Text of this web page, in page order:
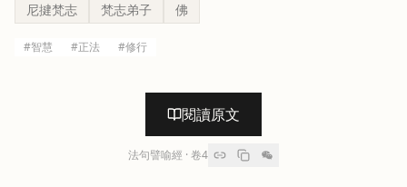
尼揵梵志
梵志弟子 佛
#智慧 #正法 #修行
閱讀原文
法句譬喻經 · 卷4